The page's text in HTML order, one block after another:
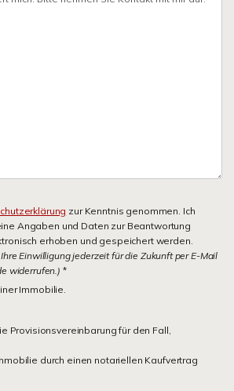
zur Kenntnis genommen. Ich
Angaben und Daten zur Beantwortung
erhoben und gespeichert werden.
Einwilligung jederzeit für die Zukunft per E-Mail
widerrufen.) *
Immobilie.
Provisionsvereinbarung für den Fall,
durch einen notariellen Kaufvertrag